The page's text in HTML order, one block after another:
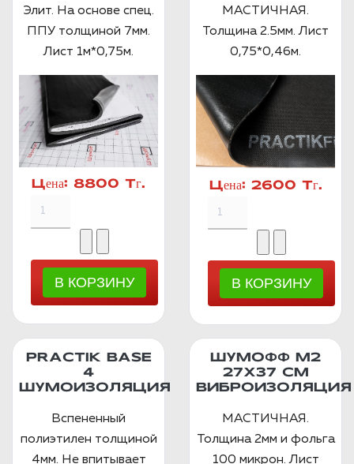
Элит. На основе спец.
ППУ толщиной 7мм.
Лист 1м*0,75м.
Цена: 8800 Тг.
МАСТИЧНАЯ.
Толщина 2.5мм. Лист
0,75*0,46м.
Цена: 2600 Тг.
PRACTIK BASE
4
ШУМОИЗОЛЯЦИЯ
Вспененный
полиэтилен толщиной
4мм. Не впитывает
ШУМОФФ М2
27X37 СМ
ВИБРОИЗОЛЯЦИЯ
МАСТИЧНАЯ.
Толщина 2мм и фольга
100 микрон. Лист